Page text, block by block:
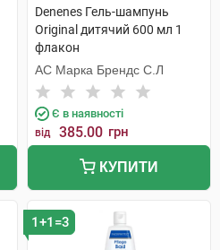
Denenes Гель-шампунь
Original дитячий 600 мл 1
флакон
АС Марка Брендс С.Л
Є в наявності
від 385.00 грн
КУПИТИ
1+1=3